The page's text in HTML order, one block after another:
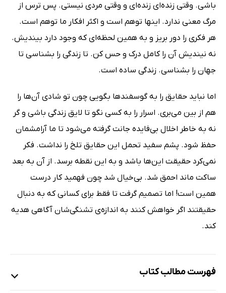
باشی. وقتی زنده‌ای زنده‌ای و وقتی مردی نیستی. پس ترس از
مرگ معنی ندارد. اینها توهم است و اکثر افکار ما توهم است.
هر فکری را دور بریز و به همین لحظه‌ای که وجود دارد بیندیش.
نه نیندیش آن را کامل درک و حس کن. تا زندگی را بشناسی تا
جهان را بشناسی. زندگی ساده است.
اما نباید حقایق را به گوسفندها بگویی چون تو شادی آن‌ها را
هم از بین می‌بری. اسرار را به کسی نگو تا لایق زندگی باشی و گر
نه به خاطر اخلال بی‌فایده جانت گرفته می‌شود تا ما آرامشمان
حفظ شود. پشم سفید تحمل این حقایق تلخ را نداشت. فکر
نمی‌کرد حقیقت این‌ها باشد و به این نقطه برسد. از آن به بعد
ساکت ماند احمق شد. بی‌خیال شد چون فهمید کار درست
همین است! اما تصمیم گرفت تا فقط برای کسانی که به دنبال
حقیقتند اگر خواهش کنند به اندازه‌ی تشنگی‌شان آگاهی هدیه
کند.
فهرست مطالب کتاب